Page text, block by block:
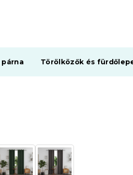
párna Törölközők és